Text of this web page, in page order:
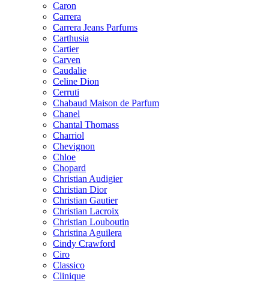
Caron
Carrera
Carrera Jeans Parfums
Carthusia
Cartier
Carven
Caudalie
Celine Dion
Cerruti
Chabaud Maison de Parfum
Chanel
Chantal Thomass
Charriol
Chevignon
Chloe
Chopard
Christian Audigier
Christian Dior
Christian Gautier
Christian Lacroix
Christian Louboutin
Christina Aguilera
Cindy Crawford
Ciro
Classico
Clinique